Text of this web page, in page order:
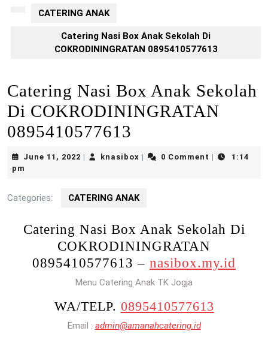
CATERING ANAK
Catering Nasi Box Anak Sekolah Di
COKRODININGRATAN 0895410577613
Catering Nasi Box Anak Sekolah
Di COKRODININGRATAN
0895410577613
June 11, 2022 June knasibox knasibox0 Comment
1:14
pm
Categories: CATERING ANAK
Catering Nasi Box Anak Sekolah Di
COKRODININGRATAN
0895410577613 – nasibox.my.id
Menu Catering Anak TK Jogja
WA/TELP. 0895410577613
Email : admin@amanahcatering.id